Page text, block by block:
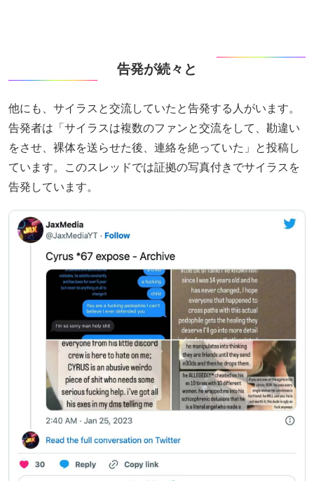
告発が続々と
他にも、サイラスと交流していたと告発する人がいます。
告発者は「サイラスは複数のファンと交流をして、勘違い
をさせ、裸体を送らせた後、連絡を絶っていた」と投稿し
ています。このスレッドでは証拠の写真付きでサイラスを
告発しています。